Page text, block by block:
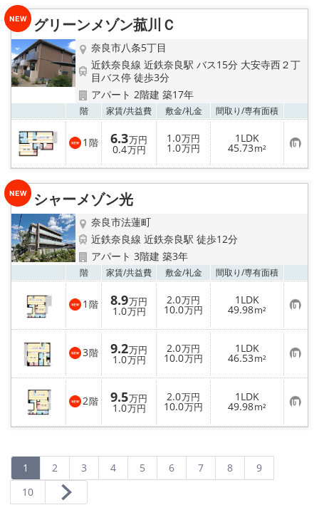
り
グリーンメゾン菰川Ｃ
奈良市八条5丁目
近鉄奈良線 近鉄奈良駅 バス15分 大安寺西２丁
目バス停 徒歩3分
アパート 2階建 築17年
階 家賃/共益費 敷金/礼金 間取り/専有面積
1 階 6.3万円
0.4万円
1.0万円
1.0万円
1LDK
45.73m² お
気
に
り
シャーメゾン光
奈良市法蓮町
近鉄奈良線 近鉄奈良駅 徒歩12分
アパート 3階建 築3年
階 家賃/共益費 敷金/礼金 間取り/専有面積
1 階 8.9万円
1.0万円
2.0万円
10.0万円
1LDK
49.98m² お
気
に
入
り
登
録
3階 9.2万円
1.0万円
2.0万円
10.0万円
1LDK
46.53m² お
気
に
入
り
登
録
2階 9.5万円
1.0万円
2.0万円
10.0万円
1LDK
49.98m² お
気
に
1 2 3 4 5 6 7 8
9
10